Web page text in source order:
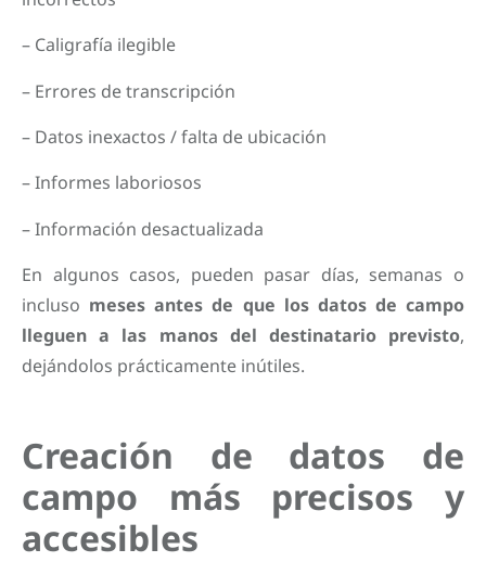
– Caligrafía ilegible
– Errores de transcripción
– Datos inexactos / falta de ubicación
– Informes laboriosos
– Información desactualizada
En algunos casos, pueden pasar días, semanas o
incluso meses antes de que los datos de campo
lleguen a las manos del destinatario previsto,
dejándolos prácticamente inútiles.
Creación de datos de
campo más precisos y
accesibles